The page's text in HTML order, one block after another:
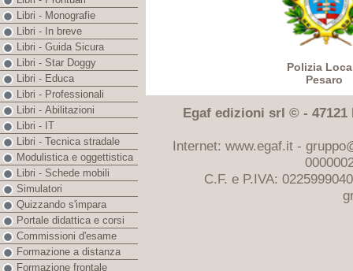
Polizia
Pesaro
Egaf edizioni srl © - 47121
Internet: www.egaf.it -
C.F. e P.IVA:
Libri - Monografie
Libri - In breve
Libri - Guida Sicura
Libri - Star Doggy
Libri - Educa
Libri - Professionali
Libri - Abilitazioni
Libri - IT
Libri - Tecnica stradale
Modulistica e oggettistica
Libri - Schede mobili
Simulatori
Quizzando s'impara
Portale didattica e corsi
Commissioni d'esame
Formazione a distanza
Formazione frontale